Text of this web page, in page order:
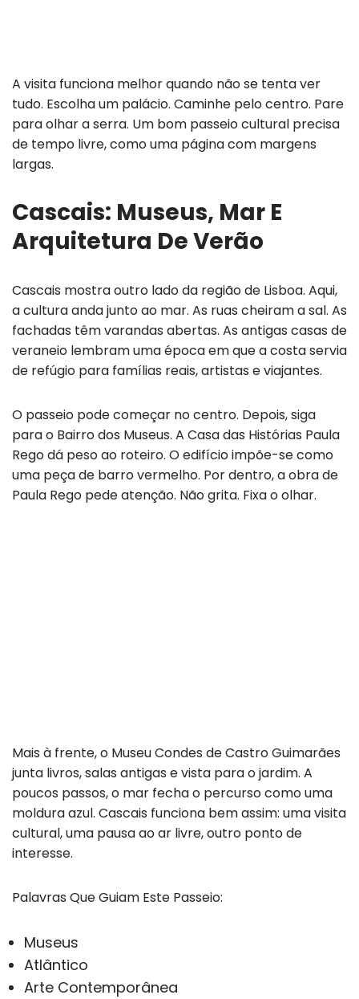
A visita funciona melhor quando não se tenta ver
tudo. Escolha um palácio. Caminhe pelo centro. Pare
para olhar a serra. Um bom passeio cultural precisa
de tempo livre, como uma página com margens
largas.
Cascais: Museus, Mar E
Arquitetura De Verão
Cascais mostra outro lado da região de Lisboa. Aqui,
a cultura anda junto ao mar. As ruas cheiram a sal. As
fachadas têm varandas abertas. As antigas casas de
veraneio lembram uma época em que a costa servia
de refúgio para famílias reais, artistas e viajantes.
O passeio pode começar no centro. Depois, siga
para o Bairro dos Museus. A Casa das Histórias Paula
Rego dá peso ao roteiro. O edifício impõe-se como
uma peça de barro vermelho. Por dentro, a obra de
Paula Rego pede atenção. Não grita. Fixa o olhar.
Mais à frente, o Museu Condes de Castro Guimarães
junta livros, salas antigas e vista para o jardim. A
poucos passos, o mar fecha o percurso como uma
moldura azul. Cascais funciona bem assim: uma visita
cultural, uma pausa ao ar livre, outro ponto de
interesse.
Palavras Que Guiam Este Passeio:
Museus
Atlântico
Arte Contemporânea